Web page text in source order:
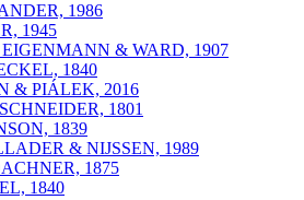
1986
1945
EIGENMANN & WARD, 1907
1840
& PIÁLEK, 2016
1801
1839
& NIJSSEN, 1989
1875
1840